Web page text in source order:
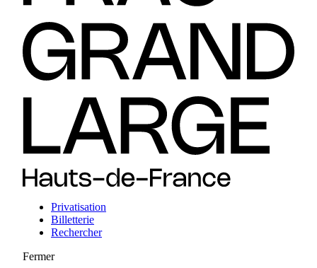
Privatisation
Billetterie
Rechercher
Fermer